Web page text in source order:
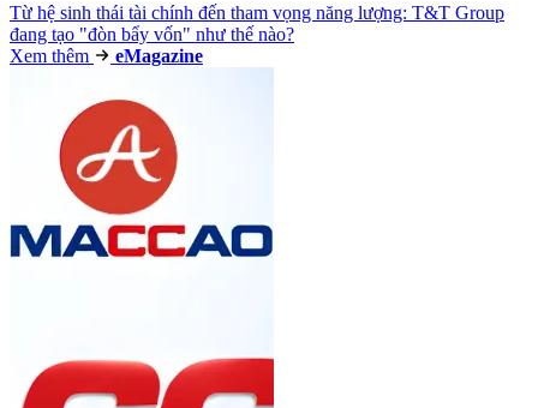
Từ hệ sinh thái tài chính đến tham vọng năng lượng: T&T Group
đang tạo "đòn bẩy vốn" như thế nào?
Xem thêm
eMagazine